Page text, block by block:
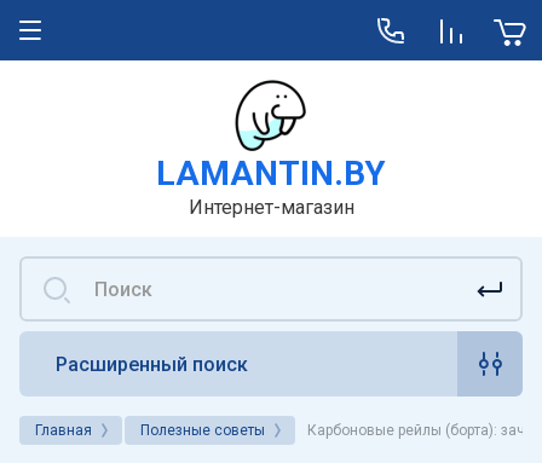
LAMANTIN.BY
Интернет-магазин
Расширенный поиск
Главная Полезные советы Карбоновые рейлы (борта):